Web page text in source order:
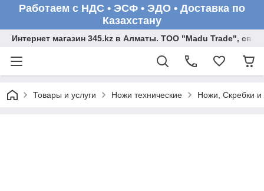
Работаем с НДС • ЭСФ • ЭДО • Доставка по
Казахстану
Интернет магазин 345.kz в Алматы. ТОО "Madu Trade",
Товары и услуги Ножи технические Ножи, Скребки и